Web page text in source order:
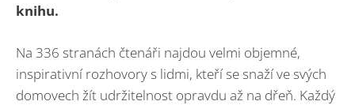
knihu.
Na 336 stranách čtenáři najdou velmi objemné,
inspirativní rozhovory s lidmi, kteří se snaží ve svých
domovech žít udržitelnost opravdu až na dřeň. Každý